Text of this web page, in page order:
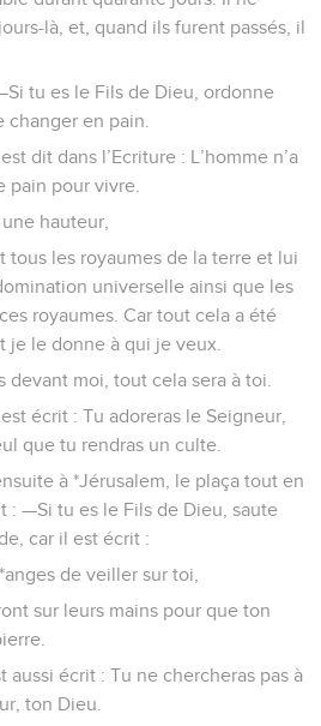
là, et, quand ils furent passés, il
tu es le Fils de Dieu, ordonne
changer en pain.
dit dans l’Ecriture : L’homme n’a
pain pour vivre.
hauteur,
tous les royaumes de la terre et lui
universelle ainsi que les
royaumes. Car tout cela a été
je le donne à qui je veux.
devant moi, tout cela sera à toi.
écrit : Tu adoreras le Seigneur,
que tu rendras un culte.
à *Jérusalem, le plaça tout en
: —Si tu es le Fils de Dieu, saute
car il est écrit :
de veiller sur toi,
sur leurs mains pour que ton
écrit : Tu ne chercheras pas à
ton Dieu.